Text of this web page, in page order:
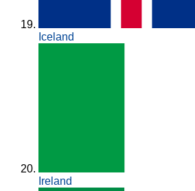
Iceland
Ireland